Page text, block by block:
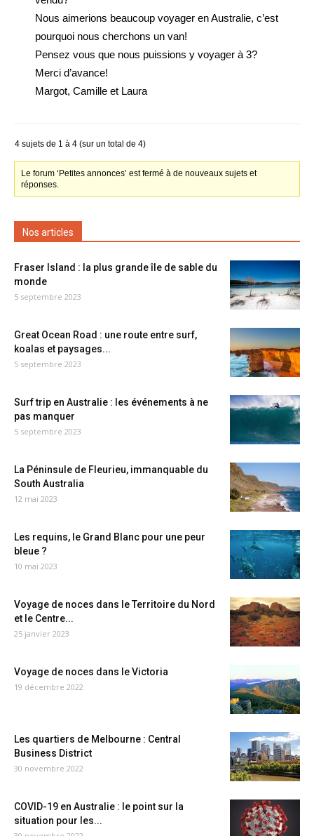
Nous aimerions beaucoup voyager en Australie, c’est
pourquoi nous cherchons un van!
Pensez vous que nous puissions y voyager à 3?
Merci d’avance!
Margot, Camille et Laura
4 sujets de 1 à 4 (sur un total de 4)
Le forum ‘Petites annonces’ est fermé à de nouveaux sujets et
réponses.
Nos articles
Fraser Island : la plus grande île de sable du
monde
5 septembre 2023
Great Ocean Road : une route entre surf,
koalas et paysages...
5 septembre 2023
Surf trip en Australie : les événements à ne
pas manquer
5 septembre 2023
La Péninsule de Fleurieu, immanquable du
South Australia
12 mai 2023
Les requins, le Grand Blanc pour une peur
bleue ?
10 mai 2023
Voyage de noces dans le Territoire du Nord
et le Centre...
25 janvier 2023
Voyage de noces dans le Victoria
19 décembre 2022
Les quartiers de Melbourne : Central
Business District
30 novembre 2022
COVID-19 en Australie : le point sur la
situation pour les...